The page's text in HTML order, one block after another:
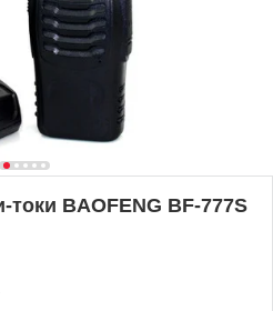
BAOFENG BF-777S